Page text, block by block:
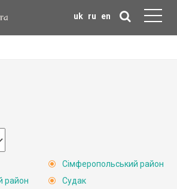
uk ru en
район
Сімферопольський район
Судак